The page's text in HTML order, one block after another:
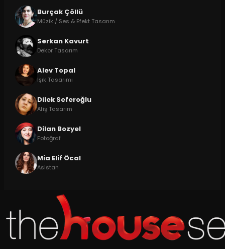
Burçak Çöllü
Müzik / Ses & Efekt Tasarım
Serkan Kavurt
Dekor Tasarım
Alev Topal
Işık Tasarımı
Dilek Seferoğlu
Afiş Tasarım
Dilan Bozyel
Fotoğraf
Mia Elif Öcal
Asistan